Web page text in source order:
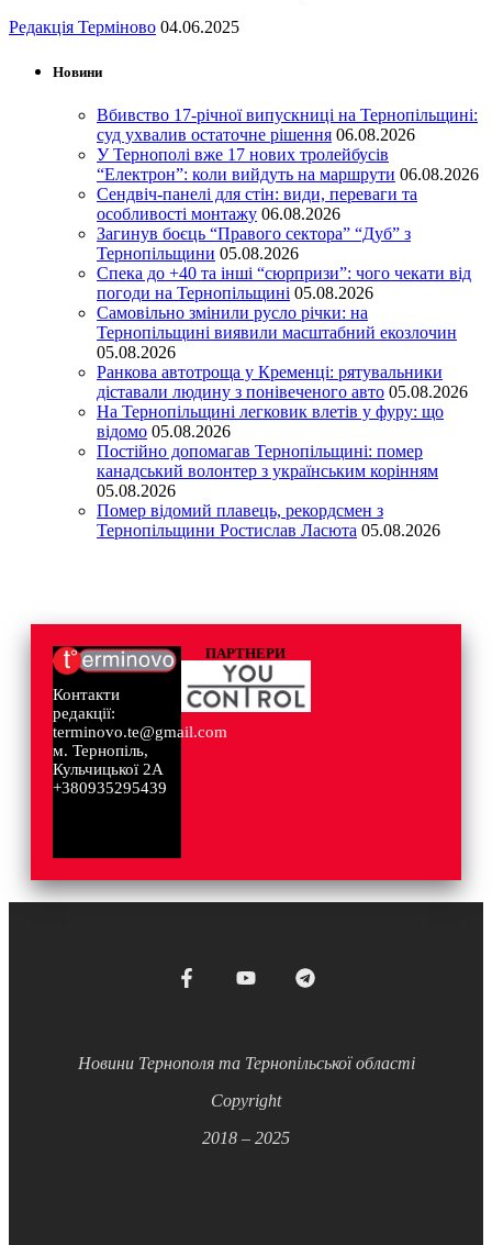
Редакція Терміново 04.06.2025
Новини
Вбивство 17-річної випускниці на Тернопільщині:
суд ухвалив остаточне рішення 06.08.2026
У Тернополі вже 17 нових тролейбусів
“Електрон”: коли вийдуть на маршрути 06.08.2026
Сендвіч-панелі для стін: види, переваги та
особливості монтажу 06.08.2026
Загинув боєць “Правого сектора” “Дуб” з
Тернопільщини 05.08.2026
Спека до +40 та інші “сюрпризи”: чого чекати від
погоди на Тернопільщині 05.08.2026
Самовільно змінили русло річки: на
Тернопільщині виявили масштабний екозлочин
05.08.2026
Ранкова автотроща у Кременці: рятувальники
діставали людину з понівеченого авто 05.08.2026
На Тернопільщині легковик влетів у фуру: що
відомо 05.08.2026
Постійно допомагав Тернопільщині: помер
канадський волонтер з українським корінням
05.08.2026
Помер відомий плавець, рекордсмен з
Тернопільщини Ростислав Ласюта 05.08.2026
Контакти
редакції:
terminovo.te@gmail.com
м. Тернопіль,
Кульчицької 2А
+380935295439
ПАРТНЕРИ
Новини Тернополя та Тернопільської області
Copyright
2018 – 2025